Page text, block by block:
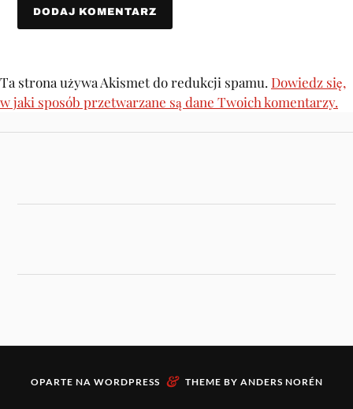
Ta strona używa Akismet do redukcji spamu. Dowiedz się,
w jaki sposób przetwarzane są dane Twoich komentarzy.
OPARTE NA WORDPRESS & THEME BY ANDERS NORÉN